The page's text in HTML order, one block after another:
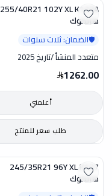
255/40R21 102Y XL K127A
هانكوك
🛡️الضمان: ثلاث سنوات
متعدد المنشأ/تاريخ 2025
1262.00
أعلمني
طلب سعر للمنتج
245/35R21 96Y XL K127
هانكوك